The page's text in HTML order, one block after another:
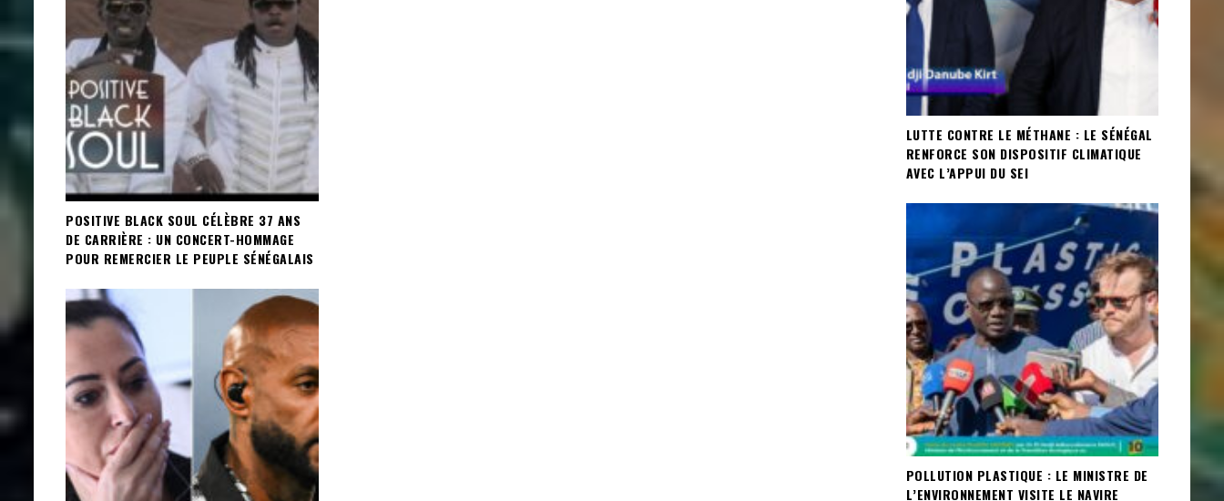
POSITIVE BLACK SOUL CÉLÈBRE 37 ANS
DE CARRIÈRE : UN CONCERT-HOMMAGE
POUR REMERCIER LE PEUPLE SÉNÉGALAIS
LUTTE CONTRE LE MÉTHANE : LE SÉNÉGAL
RENFORCE SON DISPOSITIF CLIMATIQUE
AVEC L’APPUI DU SEI
POLLUTION PLASTIQUE : LE MINISTRE DE
L’ENVIRONNEMENT VISITE LE NAVIRE